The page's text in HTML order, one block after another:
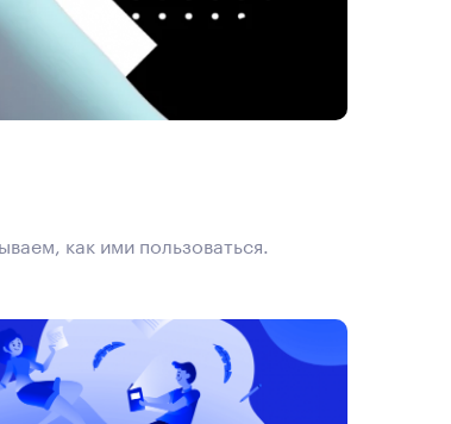
как ими пользоваться.